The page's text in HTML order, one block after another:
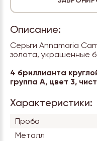
Описание:
Серьги Annamaria
золота, украшенные
4 бриллианта
группа А, цвет 3,
Характеристики:
Проба
Металл